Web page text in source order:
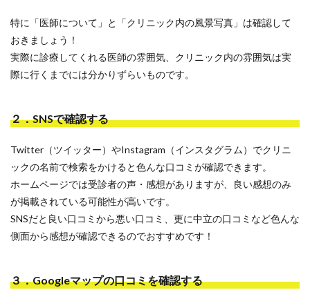
特に「医師について」と「クリニック内の風景写真」は確認して
おきましょう！
実際に診療してくれる医師の雰囲気、クリニック内の雰囲気は実
際に行くまでには分かりずらいものです。
２．SNSで確認する
Twitter（ツイッター）やInstagram（インスタグラム）でクリニ
ックの名前で検索をかけると色んな口コミが確認できます。
ホームページでは受診者の声・感想がありますが、良い感想のみ
が掲載されている可能性が高いです。
SNSだと良い口コミから悪い口コミ、更に中立の口コミなど色んな
側面から感想が確認できるのでおすすめです！
３．Googleマップの口コミを確認する